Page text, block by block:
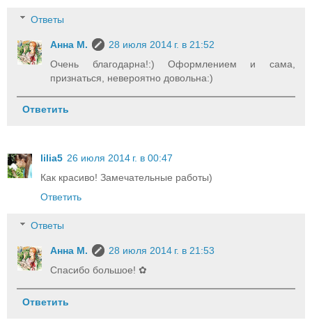
Ответы
Анна М.
28 июля 2014 г. в 21:52
Очень благодарна!:) Оформлением и сама,
признаться, невероятно довольна:)
Ответить
lilia5 26 июля 2014 г. в 00:47
Как красиво! Замечательные работы)
Ответить
Ответы
Анна М.
28 июля 2014 г. в 21:53
Спасибо большое! ✿
Ответить